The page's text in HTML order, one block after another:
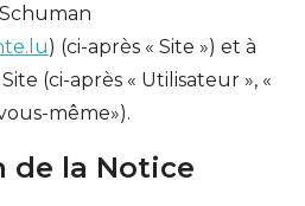
) (ci-après « Site ») et à
(ci-après « Utilisateur », «
même»).
de la Notice